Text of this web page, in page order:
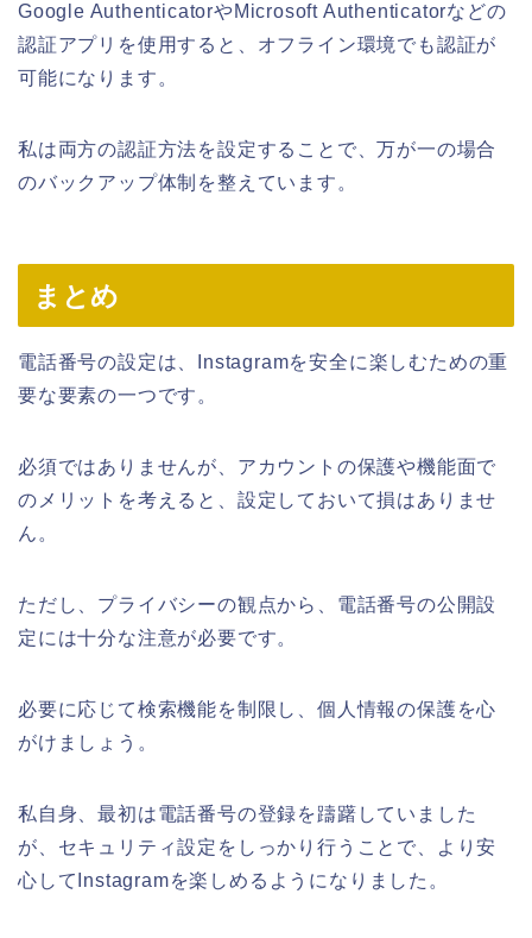
Google AuthenticatorやMicrosoft Authenticatorなどの
認証アプリを使用すると、オフライン環境でも認証が
可能になります。
私は両方の認証方法を設定することで、万が一の場合
のバックアップ体制を整えています。
まとめ
電話番号の設定は、Instagramを安全に楽しむための重
要な要素の一つです。
必須ではありませんが、アカウントの保護や機能面で
のメリットを考えると、設定しておいて損はありませ
ん。
ただし、プライバシーの観点から、電話番号の公開設
定には十分な注意が必要です。
必要に応じて検索機能を制限し、個人情報の保護を心
がけましょう。
私自身、最初は電話番号の登録を躊躇していました
が、セキュリティ設定をしっかり行うことで、より安
心してInstagramを楽しめるようになりました。